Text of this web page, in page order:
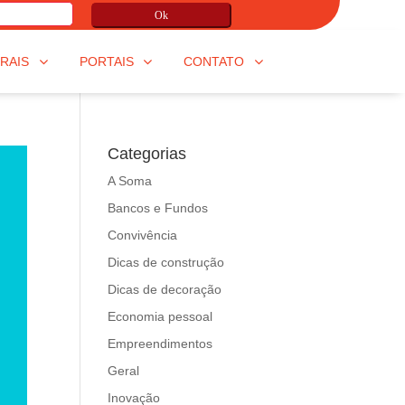
Ok
PORTAIS CONTATO
Categorias
A Soma
Bancos e Fundos
Convivência
Dicas de construção
Dicas de decoração
Economia pessoal
Empreendimentos
Geral
Inovação